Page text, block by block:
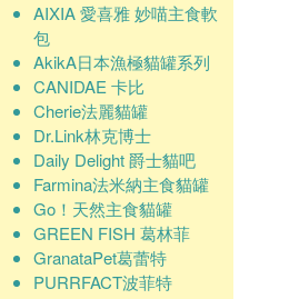
AIXIA 愛喜雅 妙喵主食軟
包
AkikA日本漁極貓罐系列
CANIDAE 卡比
Cherie法麗貓罐
Dr.Link林克博士
Daily Delight 爵士貓吧
Farmina法米納主食貓罐
Go！天然主食貓罐
GREEN FISH 葛林菲
GranataPet葛蕾特
PURRFACT波菲特